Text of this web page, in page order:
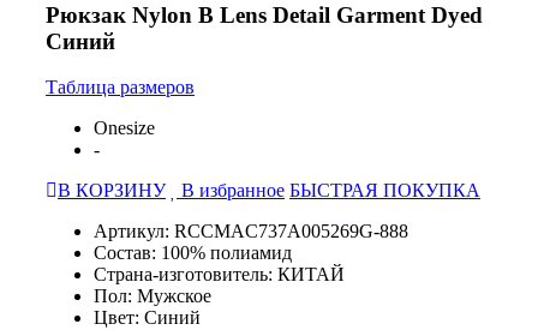
Рюкзак Nylon B Lens Detail Garment Dyed
Синий
Таблица размеров
Onesize
-
В КОРЗИНУ
В избранное БЫСТРАЯ ПОКУПКА
Артикул: RCCMAC737A005269G-888
Состав: 100% полиамид
Страна-изготовитель: КИТАЙ
Пол: Мужское
Цвет: Синий